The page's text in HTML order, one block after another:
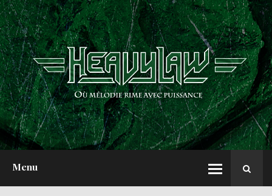
Menu
ACCUEIL
NEWS
CHRONIQUES
INTERVIEWS
REPORTS
A PROPOS